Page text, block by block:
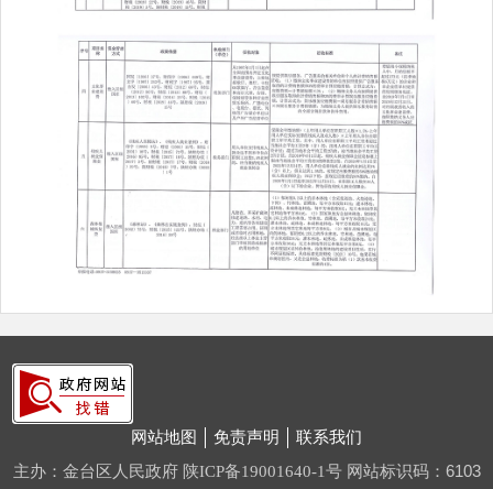
网站地图 免责声明 联系我们
主办：金台区人民政府 陕ICP备19001640-1号 网站标识码：6103